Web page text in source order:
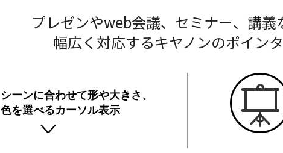
プレゼンやweb会議、セミナー、講義
幅広く対応するキヤノンのポイン
シーンに合わせて形や大きさ、
色を選べるカーソル表示